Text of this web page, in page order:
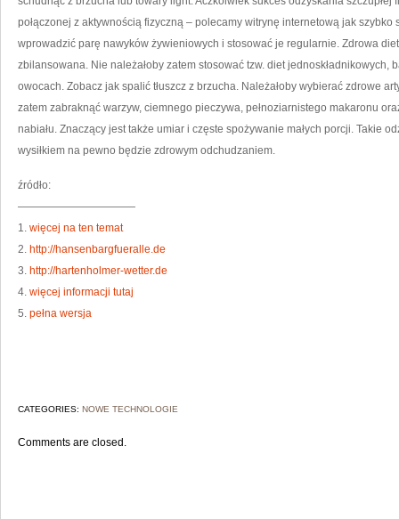
połączonej z aktywnością fizyczną – polecamy witrynę internetową jak
wprowadzić parę nawyków żywieniowych i stosować je regularnie. Zdrowa
zbilansowana. Nie należałoby zatem stosować tzw. diet jednoskładnikowych,
owocach. Zobacz jak spalić tłuszcz z brzucha. Należałoby wybierać zdrowe
zatem zabraknąć warzyw, ciemnego pieczywa, pełnoziarnistego makaronu
nabiału. Znaczący jest także umiar i częste spożywanie małych porcji. Takie
wysiłkiem na pewno będzie zdrowym odchudzaniem.
źródło:
———————————
1. więcej na ten temat
2. http://hansenbargfueralle.de
3. http://hartenholmer-wetter.de
4. więcej informacji tutaj
5. pełna wersja
CATEGORIES: NOWE TECHNOLOGIE
Comments are closed.